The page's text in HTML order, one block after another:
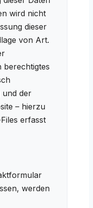
wird nicht
dieser
von Art.
berechtigtes
und der
– hierzu
erfasst
werden